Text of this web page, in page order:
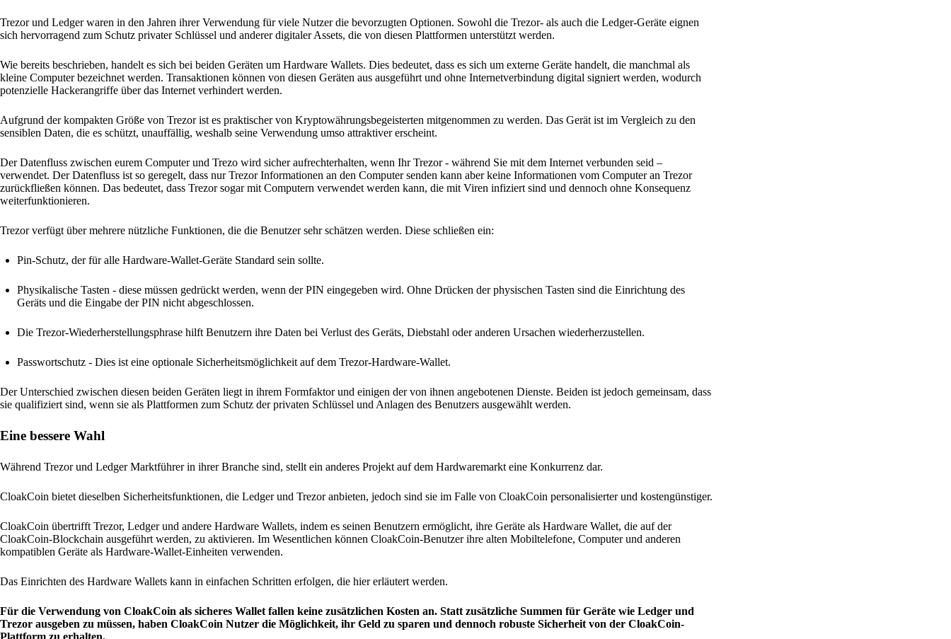
Trezor und Ledger waren in den Jahren ihrer Verwendung für viele Nutzer die bevorzugten Optionen. Sowohl die Trezor- als auch die Ledger-Geräte eignen
sich hervorragend zum Schutz privater Schlüssel und anderer digitaler Assets, die von diesen Plattformen unterstützt werden.
Wie bereits beschrieben, handelt es sich bei beiden Geräten um Hardware Wallets. Dies bedeutet, dass es sich um externe Geräte handelt, die manchmal als
kleine Computer bezeichnet werden. Transaktionen können von diesen Geräten aus ausgeführt und ohne Internetverbindung digital signiert werden, wodurch
potenzielle Hackerangriffe über das Internet verhindert werden.
Aufgrund der kompakten Größe von Trezor ist es praktischer von Kryptowährungsbegeisterten mitgenommen zu werden. Das Gerät ist im Vergleich zu den
sensiblen Daten, die es schützt, unauffällig, weshalb seine Verwendung umso attraktiver erscheint.
Der Datenfluss zwischen eurem Computer und Trezo wird sicher aufrechterhalten, wenn Ihr Trezor - während Sie mit dem Internet verbunden seid –
verwendet. Der Datenfluss ist so geregelt, dass nur Trezor Informationen an den Computer senden kann aber keine Informationen vom Computer an Trezor
zurückfließen können. Das bedeutet, dass Trezor sogar mit Computern verwendet werden kann, die mit Viren infiziert sind und dennoch ohne Konsequenz
weiterfunktionieren.
Trezor verfügt über mehrere nützliche Funktionen, die die Benutzer sehr schätzen werden. Diese schließen ein:
Pin-Schutz, der für alle Hardware-Wallet-Geräte Standard sein sollte.
Physikalische Tasten - diese müssen gedrückt werden, wenn der PIN eingegeben wird. Ohne Drücken der physischen Tasten sind die Einrichtung des
Geräts und die Eingabe der PIN nicht abgeschlossen.
Die Trezor-Wiederherstellungsphrase hilft Benutzern ihre Daten bei Verlust des Geräts, Diebstahl oder anderen Ursachen wiederherzustellen.
Passwortschutz - Dies ist eine optionale Sicherheitsmöglichkeit auf dem Trezor-Hardware-Wallet.
Der Unterschied zwischen diesen beiden Geräten liegt in ihrem Formfaktor und einigen der von ihnen angebotenen Dienste. Beiden ist jedoch gemeinsam, dass
sie qualifiziert sind, wenn sie als Plattformen zum Schutz der privaten Schlüssel und Anlagen des Benutzers ausgewählt werden.
Eine bessere Wahl
Während Trezor und Ledger Marktführer in ihrer Branche sind, stellt ein anderes Projekt auf dem Hardwaremarkt eine Konkurrenz dar.
CloakCoin bietet dieselben Sicherheitsfunktionen, die Ledger und Trezor anbieten, jedoch sind sie im Falle von CloakCoin personalisierter und kostengünstiger.
CloakCoin übertrifft Trezor, Ledger und andere Hardware Wallets, indem es seinen Benutzern ermöglicht, ihre Geräte als Hardware Wallet, die auf der
CloakCoin-Blockchain ausgeführt werden, zu aktivieren. Im Wesentlichen können CloakCoin-Benutzer ihre alten Mobiltelefone, Computer und anderen
kompatiblen Geräte als Hardware-Wallet-Einheiten verwenden.
Das Einrichten des Hardware Wallets kann in einfachen Schritten erfolgen, die hier erläutert werden.
Für die Verwendung von CloakCoin als sicheres Wallet fallen keine zusätzlichen Kosten an. Statt zusätzliche Summen für Geräte wie Ledger und
Trezor ausgeben zu müssen, haben CloakCoin Nutzer die Möglichkeit, ihr Geld zu sparen und dennoch robuste Sicherheit von der CloakCoin-